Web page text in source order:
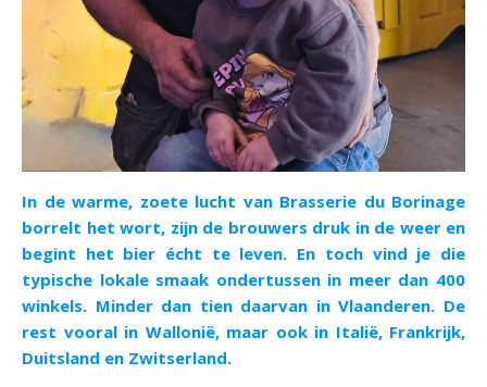
In de warme, zoete lucht van Brasserie du Borinage
borrelt het wort, zijn de brouwers druk in de weer en
begint het bier écht te leven. En toch vind je die
typische lokale smaak ondertussen in meer dan 400
winkels. Minder dan tien daarvan in Vlaanderen. De
rest vooral in Wallonië, maar ook in Italië, Frankrijk,
Duitsland en Zwitserland.